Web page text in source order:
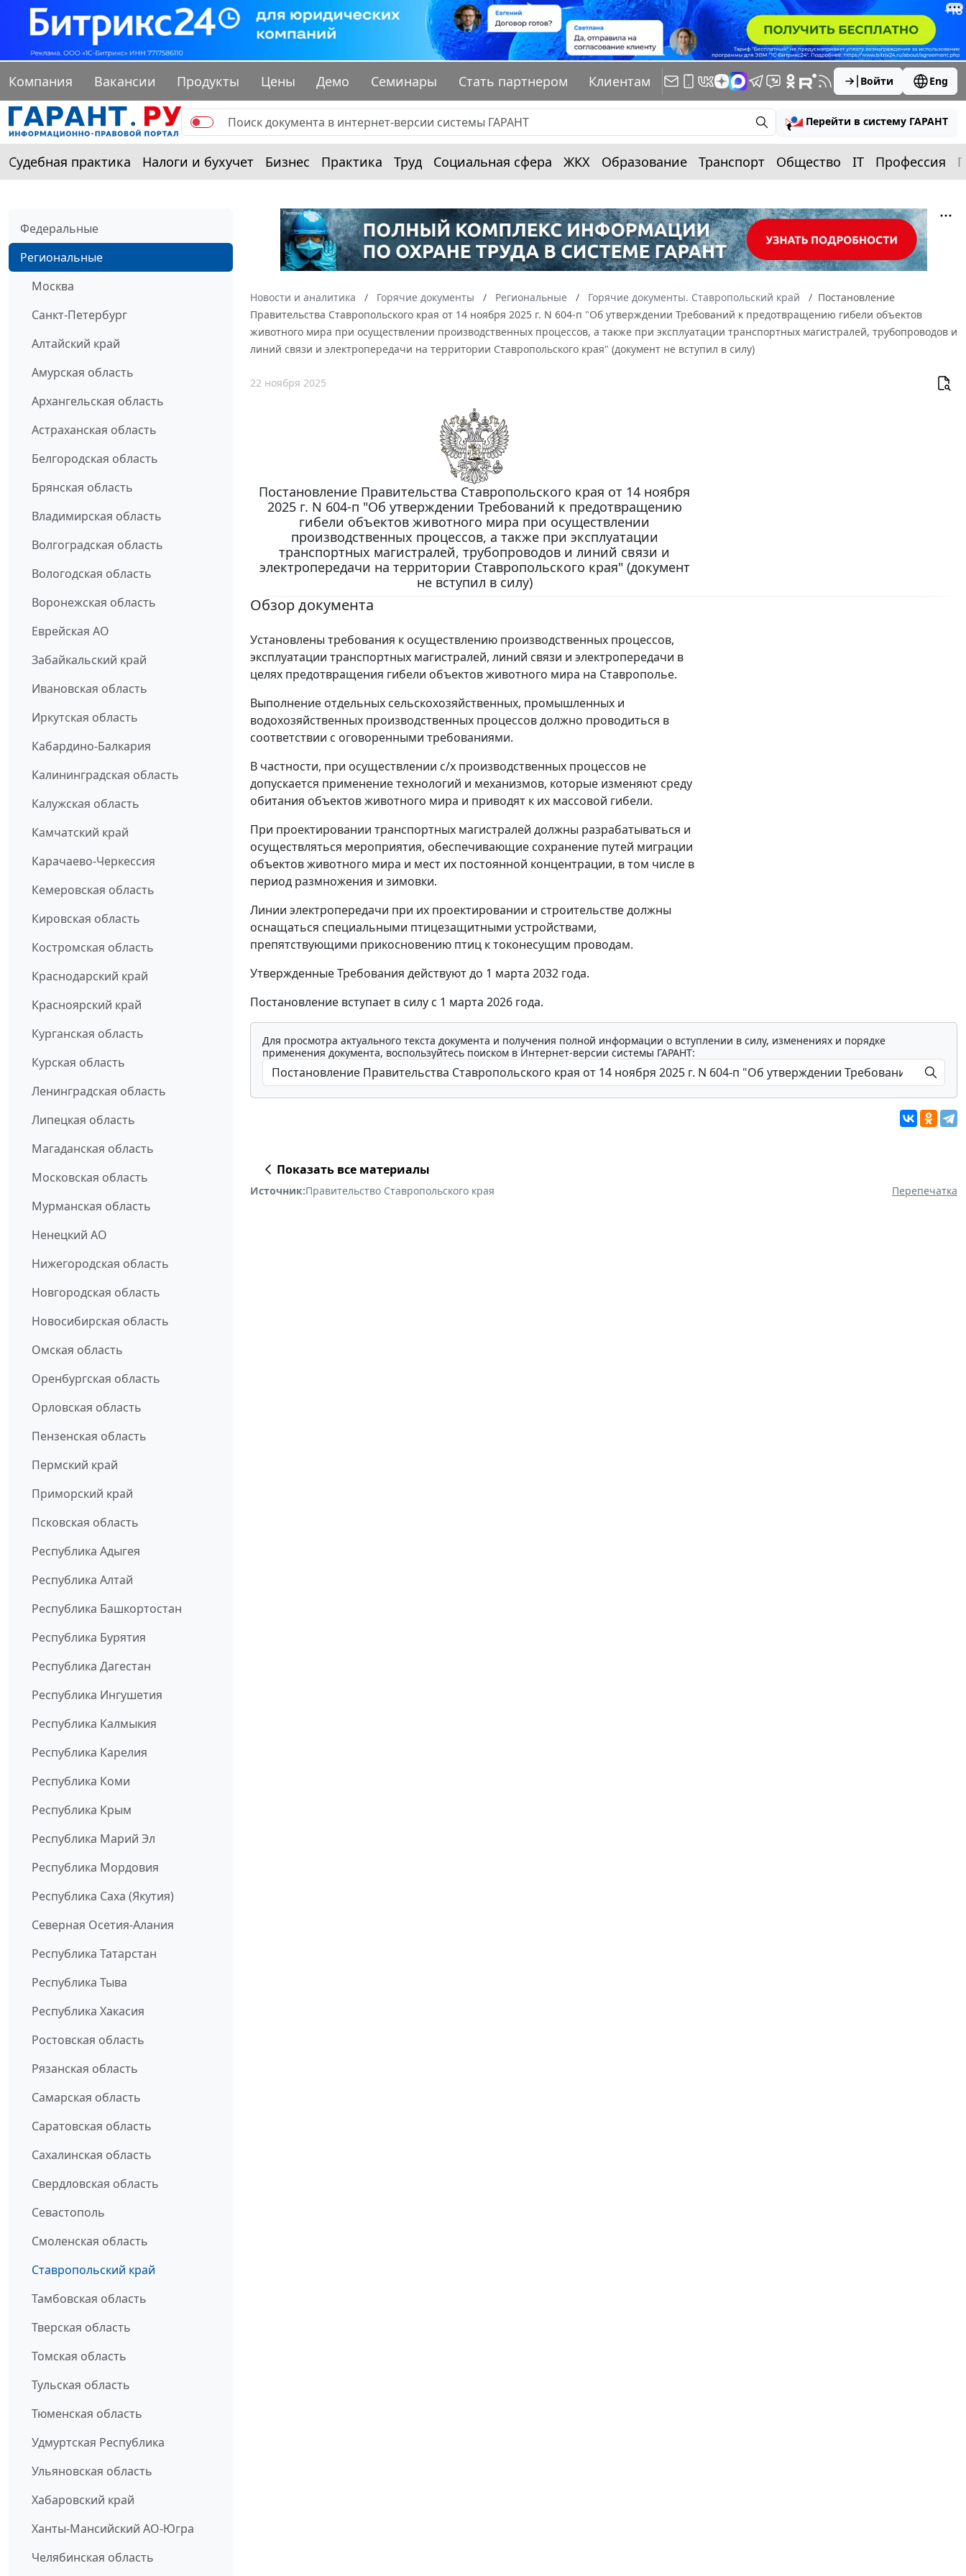
Компания Вакансии Продукты Цены Демо Семинары Стать партнером Клиентам Войти Eng
Перейти в систему ГАРАНТ
Судебная практика Налоги и бухучет Бизнес Практика Труд Социальная сфера ЖКХ Образование Транспорт Общество IT Профессия
Федеральные
Региональные
Москва
Санкт-Петербург
Алтайский край
Амурская область
Архангельская область
Астраханская область
Белгородская область
Брянская область
Владимирская область
Волгоградская область
Вологодская область
Воронежская область
Еврейская АО
Забайкальский край
Ивановская область
Иркутская область
Кабардино-Балкария
Калининградская область
Калужская область
Камчатский край
Карачаево-Черкессия
Кемеровская область
Кировская область
Костромская область
Краснодарский край
Красноярский край
Курганская область
Курская область
Ленинградская область
Липецкая область
Магаданская область
Московская область
Мурманская область
Ненецкий АО
Нижегородская область
Новгородская область
Новосибирская область
Омская область
Оренбургская область
Орловская область
Пензенская область
Пермский край
Приморский край
Псковская область
Республика Адыгея
Республика Алтай
Республика Башкортостан
Республика Бурятия
Республика Дагестан
Республика Ингушетия
Республика Калмыкия
Республика Карелия
Республика Коми
Республика Крым
Республика Марий Эл
Республика Мордовия
Республика Саха (Якутия)
Северная Осетия-Алания
Республика Татарстан
Республика Тыва
Республика Хакасия
Ростовская область
Рязанская область
Самарская область
Саратовская область
Сахалинская область
Свердловская область
Севастополь
Смоленская область
Ставропольский край
Тамбовская область
Тверская область
Томская область
Тульская область
Тюменская область
Удмуртская Республика
Ульяновская область
Хабаровский край
Ханты-Мансийский АО-Югра
Челябинская область
Новости и аналитика Горячие документы Региональные Горячие документы. Ставропольский край
Постановление
Правительства Ставропольского края от 14 ноября 2025 г. N 604-п "Об утверждении Требований к предотвращению гибели объектов
животного мира при осуществлении производственных процессов, а также при эксплуатации транспортных магистралей, трубопроводов и
линий связи и электропередачи на территории Ставропольского края" (документ не вступил в силу)
22 ноября 2025
Постановление Правительства Ставропольского края от 14 ноября
2025 г. N 604-п "Об утверждении Требований к предотвращению
гибели объектов животного мира при осуществлении
производственных процессов, а также при эксплуатации
транспортных магистралей, трубопроводов и линий связи и
электропередачи на территории Ставропольского края" (документ
не вступил в силу)
Обзор документа
Установлены требования к осуществлению производственных процессов,
эксплуатации транспортных магистралей, линий связи и электропередачи в
целях предотвращения гибели объектов животного мира на Ставрополье.
Выполнение отдельных сельскохозяйственных, промышленных и
водохозяйственных производственных процессов должно проводиться в
соответствии с оговоренными требованиями.
В частности, при осуществлении с/х производственных процессов не
допускается применение технологий и механизмов, которые изменяют среду
обитания объектов животного мира и приводят к их массовой гибели.
При проектировании транспортных магистралей должны разрабатываться и
осуществляться мероприятия, обеспечивающие сохранение путей миграции
объектов животного мира и мест их постоянной концентрации, в том числе в
период размножения и зимовки.
Линии электропередачи при их проектировании и строительстве должны
оснащаться специальными птицезащитными устройствами,
препятствующими прикосновению птиц к токонесущим проводам.
Утвержденные Требования действуют до 1 марта 2032 года.
Постановление вступает в силу с 1 марта 2026 года.
Для просмотра актуального текста документа и получения полной информации о вступлении в силу, изменениях и порядке
применения документа, воспользуйтесь поиском в Интернет-версии системы ГАРАНТ:
Показать все материалы
Источник:Правительство Ставропольского края Перепечатка